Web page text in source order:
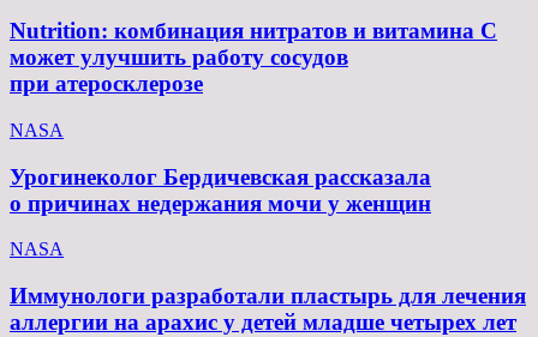
Nutrition: комбинация нитратов и витамина C
может улучшить работу сосудов
при атеросклерозе
NASA
Урогинеколог Бердичевская рассказала
о причинах недержания мочи у женщин
NASA
Иммунологи разработали пластырь для лечения
аллергии на арахис у детей младше четырех лет